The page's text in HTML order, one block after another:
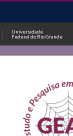
Universidade
Federal do Rio Grande